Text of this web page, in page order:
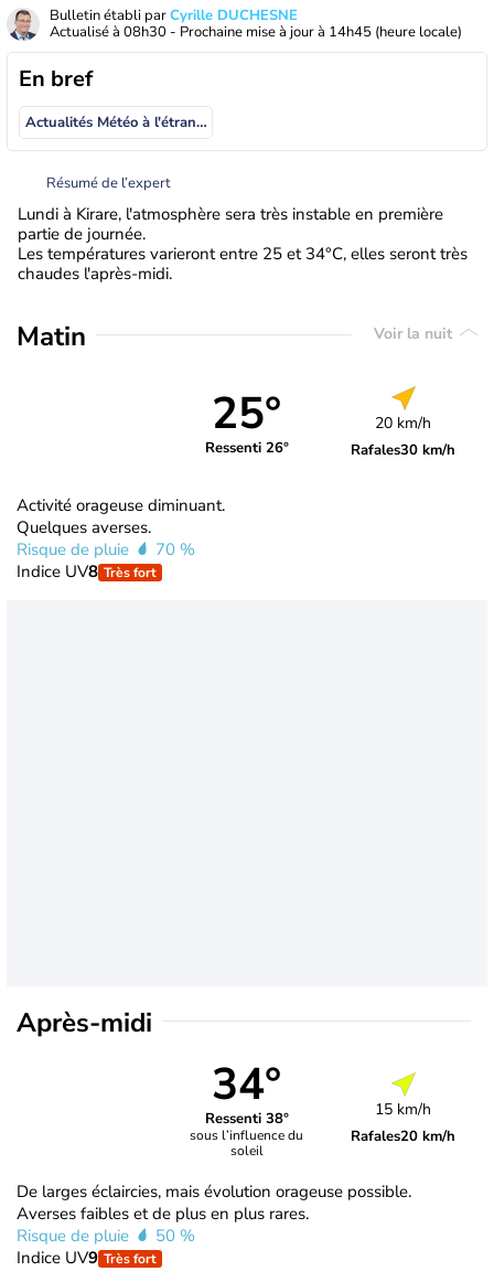
Bulletin établi parCyrille DUCHESNE
Actualisé à 08h30 - Prochaine mise à jour à 14h45 (heure locale)
En bref
Actualités Météo à l'étranger
Résumé de l’expert
Lundi à Kirare, l'atmosphère sera très instable en première
partie de journée.
Les températures varieront entre 25 et 34°C, elles seront très
chaudes l'après-midi.
Matin Voir la nuit
25°
Ressenti 26°
20 km/h
Rafales30 km/h
Activité orageuse diminuant.
Quelques averses.
Risque de pluie
70 %
Indice UV8 Très fort
Après-midi
34°
Ressenti 38°
sous l’influence du
soleil
15 km/h
Rafales20 km/h
De larges éclaircies, mais évolution orageuse possible.
Averses faibles et de plus en plus rares.
Risque de pluie
50 %
Indice UV9 Très fort